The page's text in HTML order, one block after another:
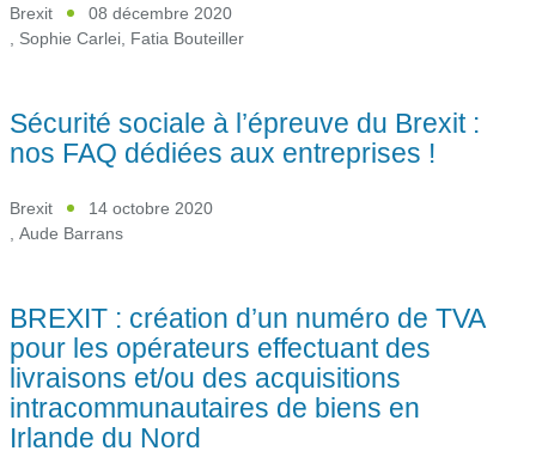
Brexit
08 décembre 2020
Sophie Carlei Fatia Bouteiller
Sécurité sociale à l’épreuve du Brexit :
nos FAQ dédiées aux entreprises !
Brexit
14 octobre 2020
, Aude Barrans
BREXIT : création d’un numéro de TVA
pour les opérateurs effectuant des
livraisons et/ou des acquisitions
intracommunautaires de biens en
Irlande du Nord